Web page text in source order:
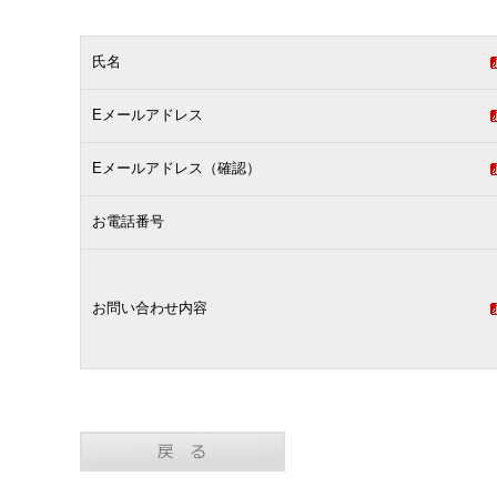
氏名
Eメールアドレス
Eメールアドレス（確認）
お電話番号
お問い合わせ内容